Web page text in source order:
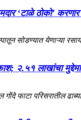
‘टाळे ठोको’
सोडण्यात येणाऱ्या
२.५१ लाखांचा
गोंदे फाटा परिसरातील